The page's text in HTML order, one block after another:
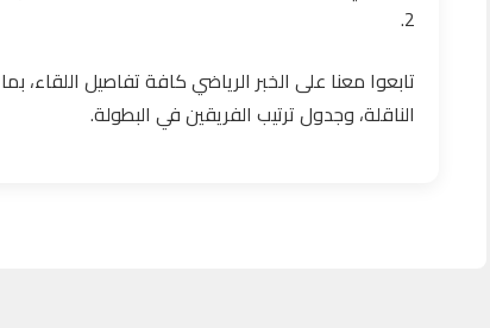
2.
تابعوا معنا على الخبر الرياضي كافة تفاصيل اللقاء،
الناقلة، وجدول ترتيب الفريقين في البطولة.